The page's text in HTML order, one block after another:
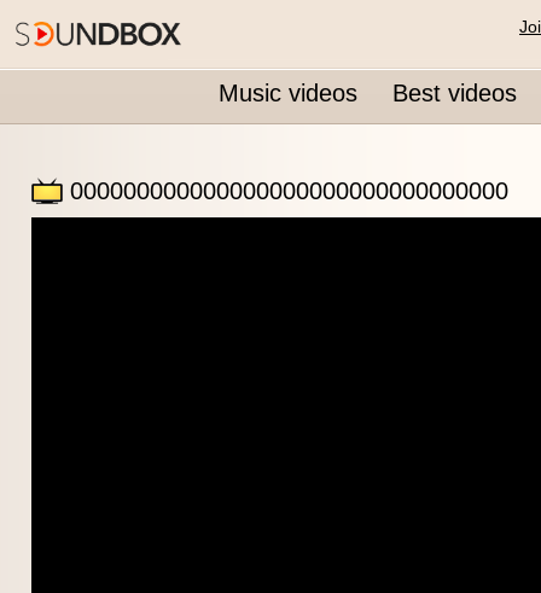
Music videos Best videos
000000000000000000000000000000000